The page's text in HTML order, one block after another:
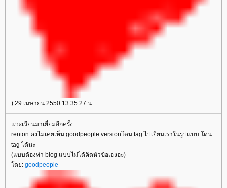
) 29 เมษายน 2550 13:35:27 น.
วะเวียนมาเยี่ยมอีกครั้ง
renton คงไม่เคยเห็น goodpeople versionโดน tag ไปเยี่ยมเราในรูปแบบ โดน
tag ได้นะ
(แบบต้องทำ blog แบบไม่ได้คิดหัวข้อเองอะ)
ดย: goodpeople